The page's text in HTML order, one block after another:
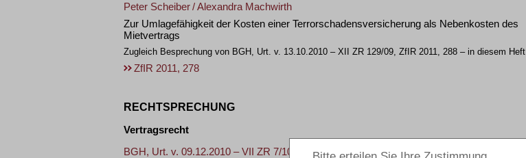
Peter Scheiber/Alexandra Machwirth
Zur Umlagefähigkeit der Kosten einer Terrorschadensversicherung als Nebenkosten des
Mietvertrags
Zugleich Besprechung von BGH, Urt. v. 13.10.2010 – XII ZR 129/09, ZfIR 2011, 288 – in diesem Heft
ZfIR 2011, 278
RECHTSPRECHUNG
Vertragsrecht
BGH, Urt. v. 09.12.2010 – VII ZR 7/10